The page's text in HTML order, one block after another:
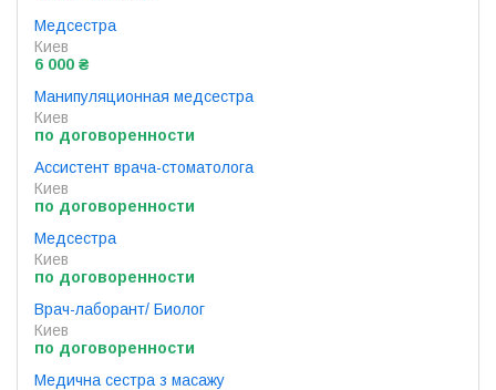
Медсестра
Киев
6 000 ₴
Манипуляционная медсестра
Киев
по договоренности
Ассистент врача-стоматолога
Киев
по договоренности
Медсестра
Киев
по договоренности
Врач-лаборант/ Биолог
Киев
по договоренности
Медична сестра з масажу